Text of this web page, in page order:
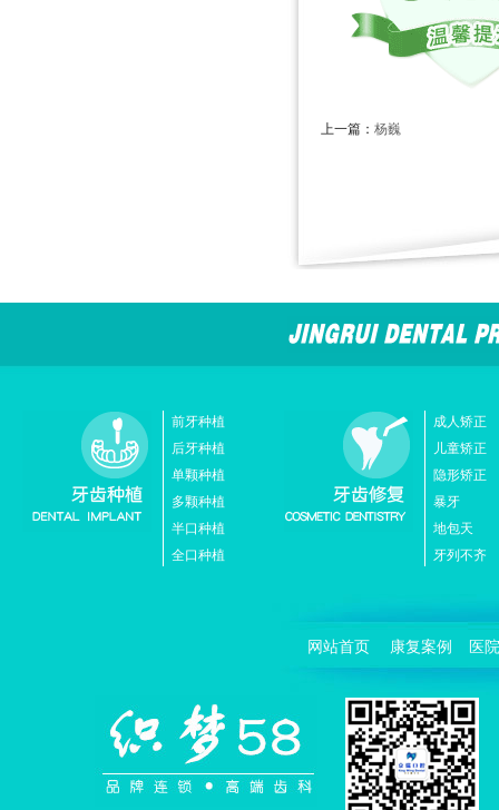
上一篇： 杨巍
前牙种植
后牙种植
单颗种植
多颗种植
半口种植
全口种植
成人矫正
儿童矫正
隐形矫正
暴牙
地包天
牙列不齐
网站首页 康复案例 医